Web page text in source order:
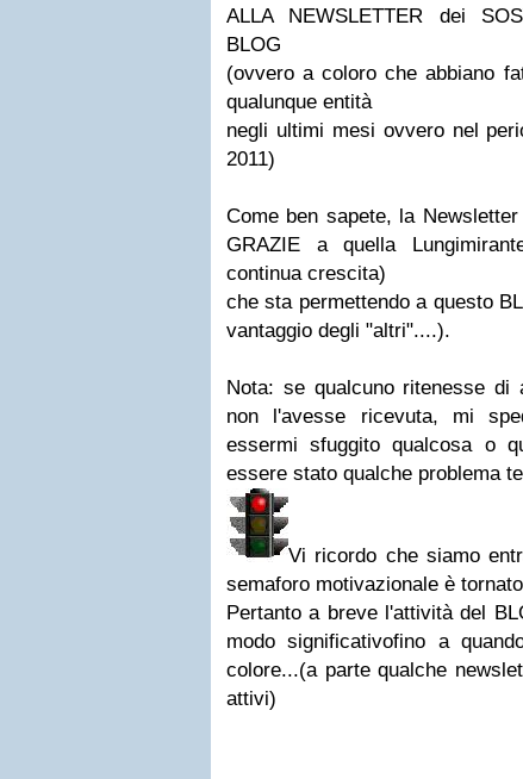
ALLA NEWSLETTER dei
BLOG
(ovvero a coloro che abbiano
qualunque entità
negli ultimi mesi ovvero nel
2011)
Come ben sapete, la
GRAZIE a quella
continua crescita)
che sta permettendo a questo
vantaggio degli "altri"....).
Nota: se qualcuno ritenesse di
non l'avesse ricevuta, mi
essermi sfuggito qualcosa o
essere stato qualche problema
Vi ricordo che siamo
semaforo motivazionale è
Pertantoa breve l'attività del
modo significativofino a
colore...(a parte qualche
attivi)